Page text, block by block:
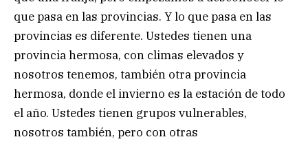
que pasa en las provincias. Y lo que pasa en las
provincias es diferente. Ustedes tienen una
provincia hermosa, con climas elevados y
nosotros tenemos, también otra provincia
hermosa, donde el invierno es la estación de todo
el año. Ustedes tienen grupos vulnerables,
nosotros también, pero con otras